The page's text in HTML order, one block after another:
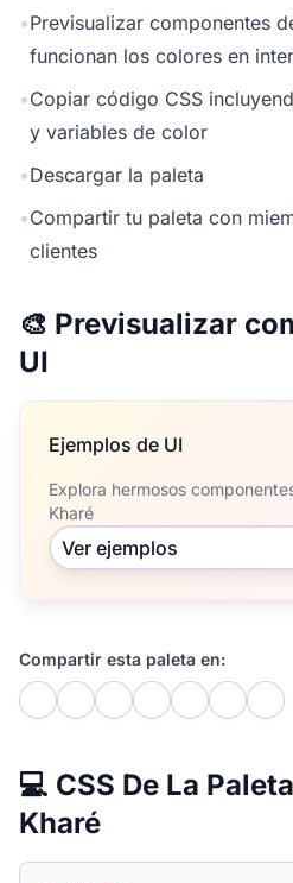
•Previsualizar componentes
funcionan los colores en
•Copiar código CSS
y variables de color
•Descargar la paleta
•Compartir tu paleta con
clientes
🎨 Previsualizar
UI
Ejemplos de UI
Explora hermosos
Kharé
Ver ejemplos
Compartir esta paleta en:
💻 CSS De La
Kharé